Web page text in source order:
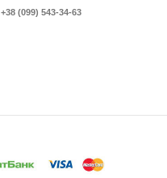
+38 (099) 543-34-63